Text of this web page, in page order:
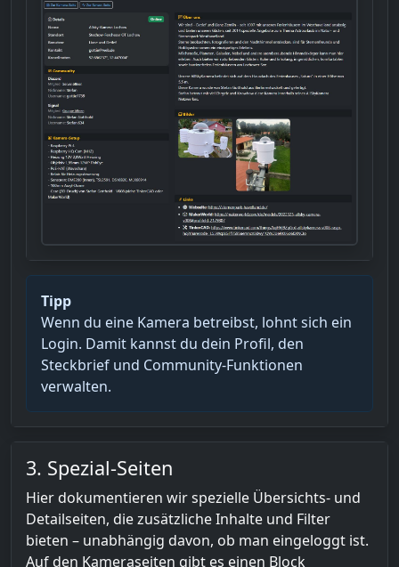
Tipp
Wenn du eine Kamera betreibst, lohnt sich ein
Login. Damit kannst du dein Profil, den
Steckbrief und Community-Funktionen
verwalten.
3. Spezial-Seiten
Hier dokumentieren wir spezielle Übersichts- und
Detailseiten, die zusätzliche Inhalte und Filter
bieten – unabhängig davon, ob man eingeloggt ist.
Auf den Kameraseiten gibt es einen Block